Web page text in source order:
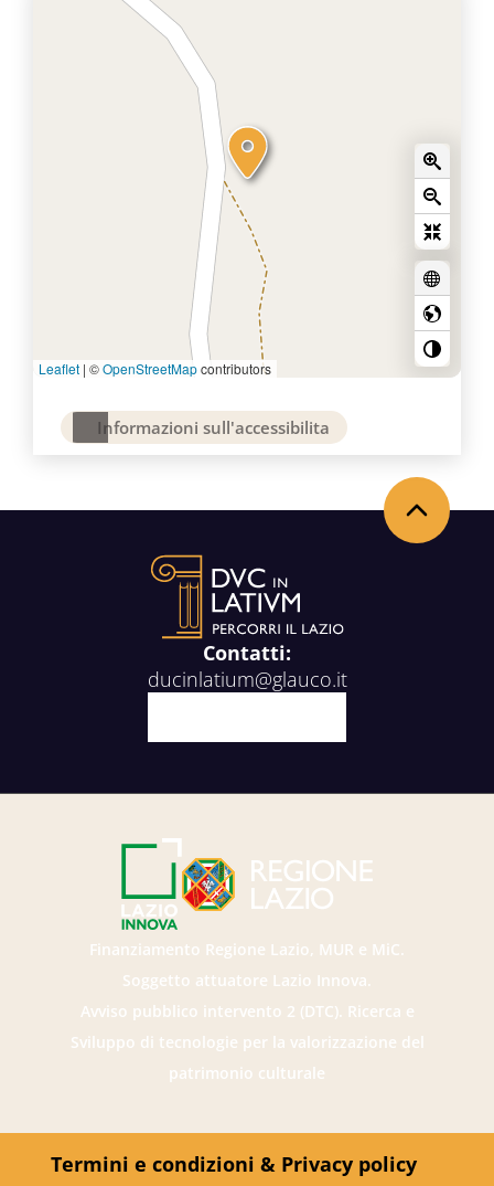
Leaflet | ©OpenStreetMapcontributors
Informazioni sull'accessibilita
Contatti:
ducinlatium@glauco.it
Finanziamento Regione Lazio, MUR e MiC.
Soggetto attuatore Lazio Innova.
Avviso pubblico intervento 2 (DTC). Ricerca e
Sviluppo di tecnologie per la valorizzazione del
patrimonio culturale
Termini e condizioni & Privacy policy
Back to the top